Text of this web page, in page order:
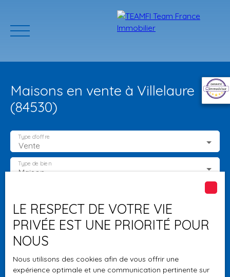
ACCUEIL PROGRAMMES
Estimation
Maisons en vente à Villelaure
(84530)
Vente
Type d'offre
Maison
Type de bien
Budget max (€)
Surface min (m²)
Rechercher
LE RESPECT DE VOTRE VIE
PRIVÉE EST UNE PRIORITÉ POUR
NOUS
Nous utilisons des cookies afin de vous offrir une
expérience optimale et une communication pertinente sur